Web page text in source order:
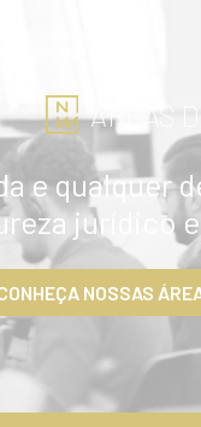
ÁREAS
e qualquer
jurídico
NOSSAS